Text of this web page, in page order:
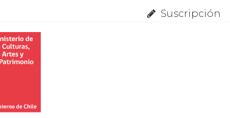
Suscripción